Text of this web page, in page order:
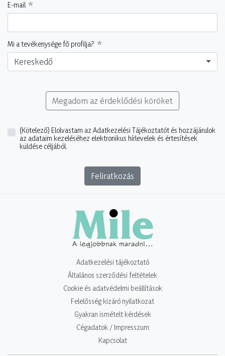
E-mail
Mi a tevékenysége fő profilja?
Kereskedő
Megadom az érdeklődési köröket
(Kötelező) Elolvastam az Adatkezelési Tájékoztatót és hozzájárulok
az adataim kezeléséhez elektronikus hírlevelek és értesítések
küldése céljából.
Feliratkozás
Adatkezelési tájékoztató
Általános szerződési feltételek
Cookie és adatvédelmi beállítások
Felelősség kizáró nyilatkozat
Gyakran ismételt kérdések
Cégadatok / Impresszum
Kapcsolat